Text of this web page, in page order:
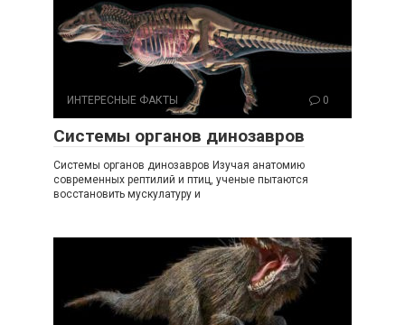
ИНТЕРЕСНЫЕ ФАКТЫ 0
Системы органов динозавров
Системы органов динозавров Изучая анатомию
современных рептилий и птиц, ученые пытаются
восстановить мускулатуру и